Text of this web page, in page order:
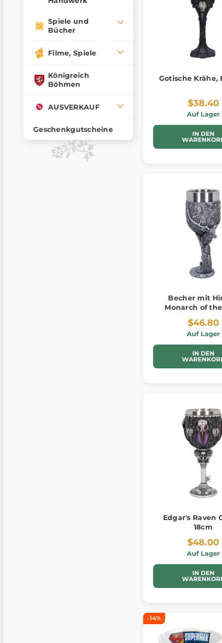
Spiele und
Bücher
Filme, Spiele
Königreich
Böhmen
AUSVERKAUF
Geschenkgutscheine
Gotische Krähe,
$38.40
Auf Lager
IN DEN
Becher mit
Monarch of
$46.80
Auf Lager
IN DEN
Edgar's Raven
18cm
$48.00
Auf Lager
IN DEN
-14%